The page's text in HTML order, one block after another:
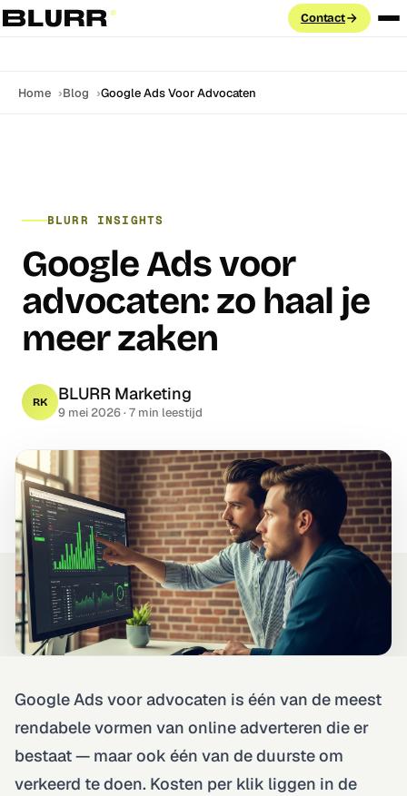
Diensten
Meta Ads
LinkedIn Ads
ABM · Lead Gen Forms · B2B targeting
GROEI & DATA
Marketing Automation
SEO
Technisch · on-page · autoriteit
Rapportage & Tracking
GA4 · server-side · live dashboards
Design & Branding
Logo · huisstijl · ad-creatives
Blog
Labs
FAQ
Contact
Home Blog Google Ads Voor Advocaten
BLURR INSIGHTS
Google Ads voor
advocaten: zo haal je
meer zaken
RK BLURR Marketing
9 mei 2026· 7 min leestijd
Google Ads voor advocaten is één van de meest
rendabele vormen van online adverteren die er
bestaat — maar ook één van de duurste om
verkeerd te doen. Kosten per klik liggen in de